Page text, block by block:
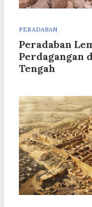
PERADABAN
Peradaban
Perdagangan
Tengah